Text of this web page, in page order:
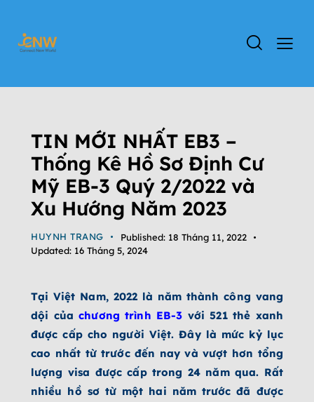
TIN MỚI NHẤT EB3 –
Thống Kê Hồ Sơ Định Cư
Mỹ EB-3 Quý 2/2022 và
Xu Hướng Năm 2023
HUYNH TRANG Published: 18 Tháng 11, 2022
Updated: 16 Tháng 5, 2024
Tại Việt Nam, 2022 là năm thành công vang
dội củachương trình EB-3 với 521 thẻ xanh
được cấp cho người Việt. Đây là mức kỷ lục
cao nhất từ trước đến nay và vượt hơn tổng
lượng visa được cấp trong 24 năm qua. Rất
nhiều hồ sơ từ một hai năm trước đã được